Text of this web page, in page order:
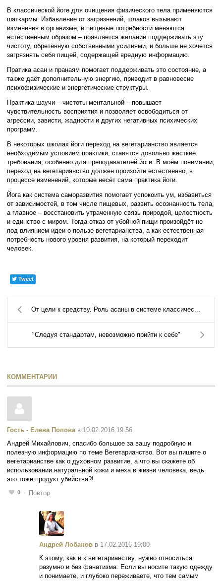
В классической йоге для очищения физического тела применяются
шаткармы. Избавление от загрязнений, шлаков вызывают
изменения в организме, и пищевые потребности меняются
естественным образом – появляется желание поддерживать эту
чистоту, обретённую собственными усилиями, и больше не хочется
загрязнять себя пищей, содержащей вредную информацию.
Пратика асан и пранаям помогает поддерживать это состояние, а
также даёт дополнительную энергию, приводит в равновесие
психофизические и энергетические структуры.
Практика шаучи – чистоты ментальной – повышает
чувствительность восприятия и позволяет освободиться от
агрессии, зависти, жадности и других негативных психических
программ.
В некоторых школах йоги переход на вегетарианство является
необходимым условием практики, ставятся довольно жесткие
требования, особенно для преподавателей йоги. В моём понимании,
переход на вегетарианство должен произойти естественно, в
процессе изменений, которые несёт сама практика йоги.
Йога как система саморазвития помогает успокоить ум, избавиться
от зависимостей, в том числе пищевых, развить осознанность тела,
а главное – восстановить утраченную связь природой, целостность
и единство с миром. Тогда отказ от убойной пищи произойдёт не
под влиянием идеи о пользе вегетарианства, а как естественная
потребность нового уровня развития, на который переходит
человек.
Tweet
От цели к средству. Роль асаны в системе классичес...
"Следуя стандартам, невозможно прийти к себе"
КОММЕНТАРИИ
Гость - Елена Попова в 10.02.2016 19:56
Андрей Михайлович, спасибо большое за вашу подробную и
полезную информацию по теме Вегетарианство. Вот вы пишите о
вегетарианстве как о духовном развитие, а что вы скажете об
использовании натуральной кожи и меха в жизни человека, ведь
это тоже продукт убийства?!
0 Повтор
Андрей Лобанов в 17.02.2016 19:00
К этому, как и к вегетарианству, нужно относиться
разумно и без фанатизма. Если вы носите такую одежду
и понимаете, и глубоко переживаете, что тем самым